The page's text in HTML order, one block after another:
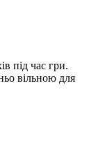
під час гри.
вільною для